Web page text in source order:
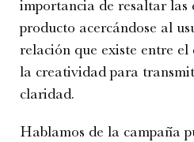
importancia de resaltar las
producto acercándose al
relación que existe entre
la creatividad para
claridad.
Hablamos de la campaña